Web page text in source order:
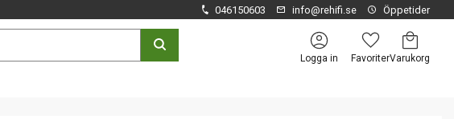
046150603 info@rehifi.se Öppetider
Logga in
Favoriter
Kundvagn